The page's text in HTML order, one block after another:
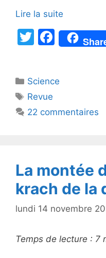
Lire la suite
T
er
F
a
e
o
Catégories
Science
Étiquettes
Revue
22 commentaires
La montée
krach de la
lundi 14 novembre
Temps de lecture : 7